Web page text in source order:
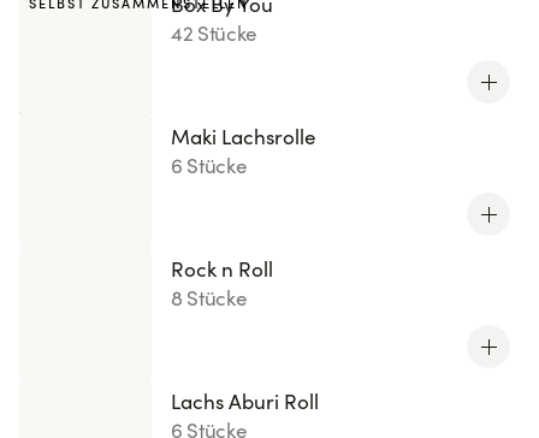
42 Stücke
Maki Lachsrolle
6 Stücke
Rock n Roll
8 Stücke
Lachs Aburi Roll
6 Stücke